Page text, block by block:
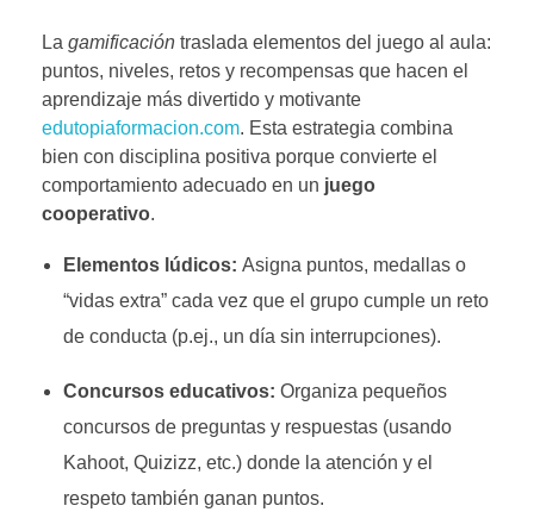
La gamificación traslada elementos del juego al aula:
puntos, niveles, retos y recompensas que hacen el
aprendizaje más divertido y motivante
edutopiaformacion.com. Esta estrategia combina
bien con disciplina positiva porque convierte el
comportamiento adecuado en un juego
cooperativo.
Elementos lúdicos: Asigna puntos, medallas o
“vidas extra” cada vez que el grupo cumple un reto
de conducta (p.ej., un día sin interrupciones).
Concursos educativos: Organiza pequeños
concursos de preguntas y respuestas (usando
Kahoot, Quizizz, etc.) donde la atención y el
respeto también ganan puntos.